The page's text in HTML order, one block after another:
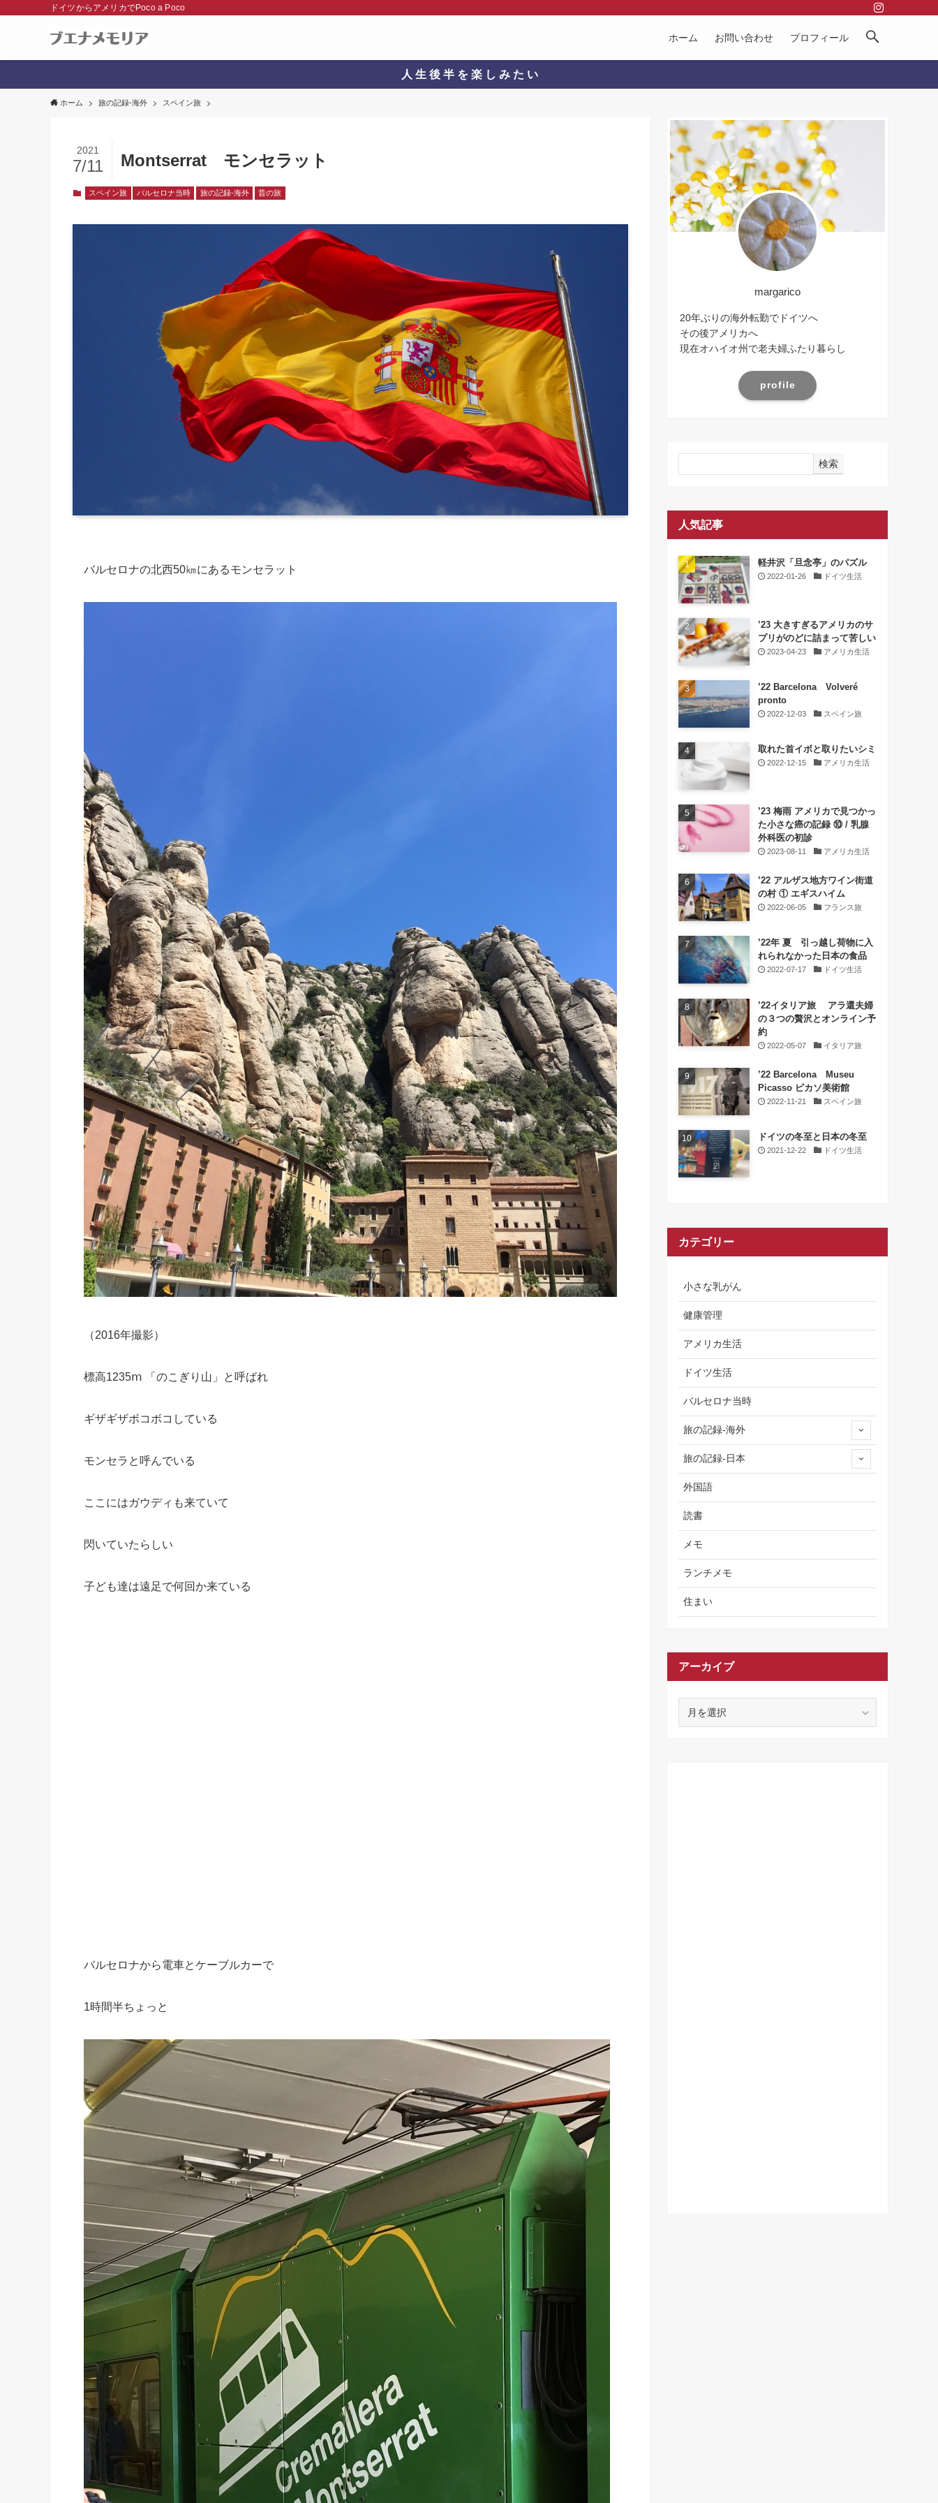
ドイツからアメリカでPoco a Poco
ホーム お問い合わせ プロフィール
人 生 後 半 を 楽 し み た い
ホーム 旅の記録-海外 スペイン旅
Montserrat モンセラット
2021
7/11
スペイン旅 バルセロナ当時 旅の記録-海外 昔の旅
バルセロナの北西50㎞にあるモンセラット
（2016年撮影）
標高1235ⅿ 「のこぎり山」と呼ばれ
ギザギザボコボコしている
モンセラと呼んでいる
ここにはガウディも来ていて
閃いていたらしい
子ども達は遠足で何回か来ている
バルセロナから電車とケーブルカーで
1時間半ちょっと
margarico
20年ぶりの海外転勤でドイツへ
その後アメリカへ
現在オハイオ州で老夫婦ふたり暮らし
profile
検索
人気記事
軽井沢「旦念亭」のパズル
2022-01-26 ドイツ生活
’23 大きすぎるアメリカのサ
プリがのどに詰まって苦しい
2023-04-23 アメリカ生活
’22 Barcelona Volveré
pronto
2022-12-03 スペイン旅
取れた首イボと取りたいシミ
2022-12-15 アメリカ生活
’23 梅雨 アメリカで見つかっ
た小さな癌の記録 ⑩ / 乳腺
外科医の初診
2023-08-11 アメリカ生活
’22 アルザス地方ワイン街道
の村 ① エギスハイム
2022-06-05 フランス旅
’22年 夏 引っ越し荷物に入
れられなかった日本の食品
2022-07-17 ドイツ生活
’22イタリア旅 アラ還夫婦
の３つの贅沢とオンライン予
約
2022-05-07 イタリア旅
’22 Barcelona Museu
Picasso ピカソ美術館
2022-11-21 スペイン旅
ドイツの冬至と日本の冬至
2021-12-22 ドイツ生活
カテゴリー
小さな乳がん
健康管理
アメリカ生活
ドイツ生活
バルセロナ当時
旅の記録-海外
旅の記録-日本
外国語
読書
メモ
ランチメモ
住まい
アーカイブ